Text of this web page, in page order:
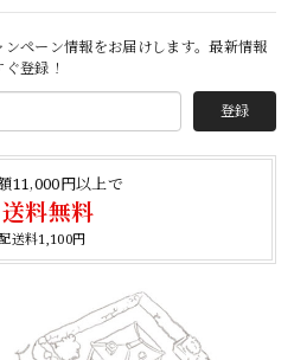
ペーン情報をお届けします。最新情報
登録！
登録
11,000円以上で
送料無料
送料1,100円